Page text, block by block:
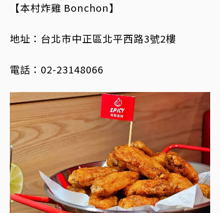
【本村炸雞 Bonchon】
地址：台北市中正區北平西路3號2樓
電話：02-23148066